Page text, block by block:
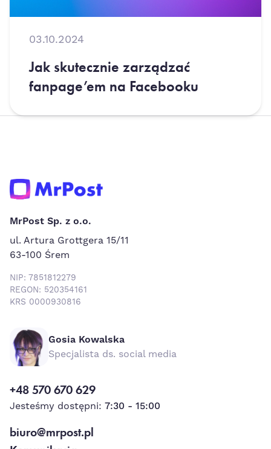
03.10.2024
Jak skutecznie zarządzać
fanpage’em na Facebooku
MrPost Sp. z o.o.
ul. Artura Grottgera 15/11
63-100 Śrem
NIP: 7851812279
REGON: 520354161
KRS 0000930816
Gosia Kowalska
Specjalista ds. social media
+48 570 670 629
Jesteśmy dostępni: 7:30 - 15:00
biuro@mrpost.pl